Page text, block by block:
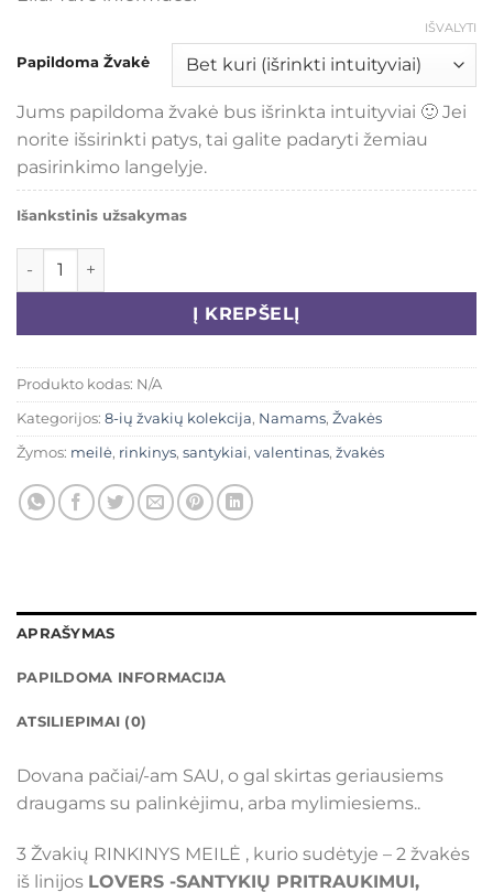
Papildoma Žvakė
IŠVALYTI
Jums papildoma žvakė bus išrinkta intuityviai 🙂 Jei
norite išsirinkti patys, tai galite padaryti žemiau
pasirinkimo langelyje.
Išankstinis užsakymas
produkto kiekis: Kolekcinis Žvakių rinkinys MEILĖ
Į KREPŠELĮ
Produkto kodas: N/A
Kategorijos: 8-ių žvakių kolekcija, Namams, Žvakės
Žymos: meilė, rinkinys, santykiai, valentinas, žvakės
APRAŠYMAS
PAPILDOMA INFORMACIJA
ATSILIEPIMAI (0)
Dovana pačiai/-am SAU, o gal skirtas geriausiems
draugams su palinkėjimu, arba mylimiesiems..
3 Žvakių RINKINYS MEILĖ , kurio sudėtyje – 2 žvakės
iš linijos LOVERS -SANTYKIŲ PRITRAUKIMUI,